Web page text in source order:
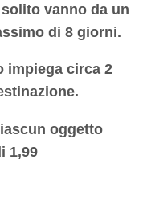
vanno da un
di 8 giorni.
impiega circa 2
oggetto
1,99